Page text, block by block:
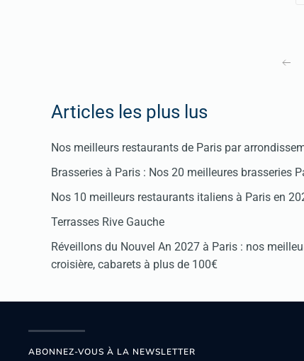
Articles les plus lus
Nos meilleurs restaurants de Paris par
Brasseries à Paris : Nos 20 meilleures brasseries
Nos 10 meilleurs restaurants italiens à Paris en
Terrasses Rive Gauche
Réveillons du Nouvel An 2027 à Paris : nos
croisière, cabarets à plus de 100€
ABONNEZ-VOUS À LA NEWSLETTER